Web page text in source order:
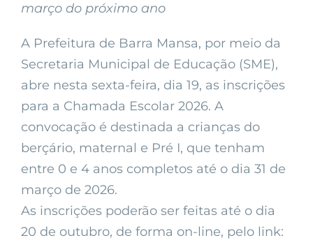
março do próximo ano
A Prefeitura de Barra Mansa, por meio da
Secretaria Municipal de Educação (SME),
abre nesta sexta-feira, dia 19, as inscrições
para a Chamada Escolar 2026. A
convocação é destinada a crianças do
berçário, maternal e Pré I, que tenham
entre 0 e 4 anos completos até o dia 31 de
março de 2026.
As inscrições poderão ser feitas até o dia
20 de outubro, de forma on-line, pelo link: